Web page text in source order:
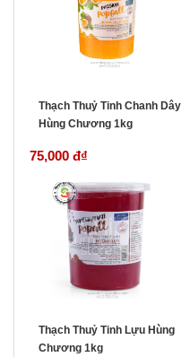
Thạch Thuỷ Tinh Chanh Dây
Hùng Chương 1kg
75,000 đ₫
Thạch Thuỷ Tinh Lựu Hùng
Chương 1kg